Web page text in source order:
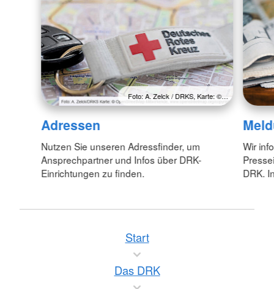
Foto: A. Zelck / DRKS, Karte: ©…
Adressen
Nutzen Sie unseren Adressfinder, um
Ansprechpartner und Infos über DRK-
Einrichtungen zu finden.
Wir
DRK.
Start
Das DRK